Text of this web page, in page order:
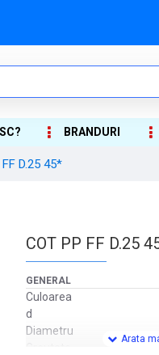
BRANDURI
D.25 45*
COT PP FF D.25
GENERAL
Culoarea
d
Diametru